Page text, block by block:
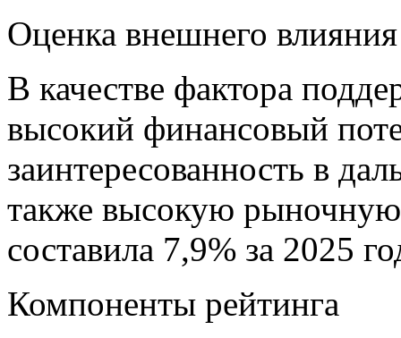
Оценка внешнего влияния
В качестве фактора
высокий финансовый
заинтересованность в
также высокую
составила 7,9% за 2025
Компоненты рейтинга